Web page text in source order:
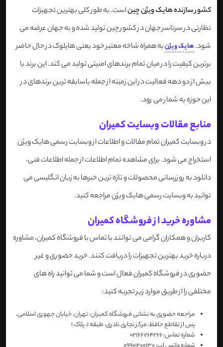
کشور سازنده هایک ویژن چیناست. به طور کلی بهترین تجهیزات
نظارتی در سرتاسر جهان در کشور چین تولید شده و به جهان عرضه می
شود.هایک ویژنبه همراه شاخه معتبر خود یعنی هایلوک در حال حاضر
برترین کیفیت را در میان تمام برندهای امنیتی تولید می کند. این برند با
بیش از دو دهه فعالیت در این زمینه از جمله باسابقه ترین برندهای در
این حوزه به شمار می رود.
منابع مقالات وبسایت کمیران
در وبسایت کمیران تمام مقالات و اطلاعات از وبسایت رسمی هایک ویژن
استخراج می شود. برای مشاهده تمام اطلاعات از جمله اطلاعات فنی،
دانلود به روزرسانی محصولات و تازه ترین خبرها به زبان انگلیسی می
توانید به وبسایت رسمی هایک ویژن مراجعه کنید.
​مشاوره خرید از فروشگاه کمیران
کاربران و همکاران گرامی می توانند با تماس با فروشگاه کمیران، مشاوره
درباره خرید بهترین تجهیزات را دریافت کنند. خرید حضوری و غیر
حضوری در فروشگاه کمیران فعال است و شما می توانید راه های
مختلفی را از طریق موارد زیر تجربه کنید:
مراجعه حضوری به نشانی فروشگاه کمیران: تهران، خیابان جهوری اسلامی،
پس از تقاطع حافظ، مرکز تجاری نادری، طبقه 1، پلاک 1
شماره تماس: 02166764266